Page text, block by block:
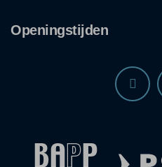
Openingstijden